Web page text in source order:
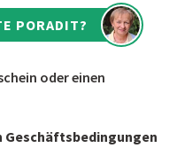
PORADIT?
oder einen
Geschäftsbedingungen